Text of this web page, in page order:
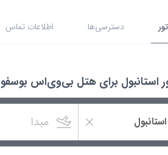
دسترسی‌ها اطلاعات تماس
استانبول برای هتل بی‌وی‌اس
استانبول مبدا